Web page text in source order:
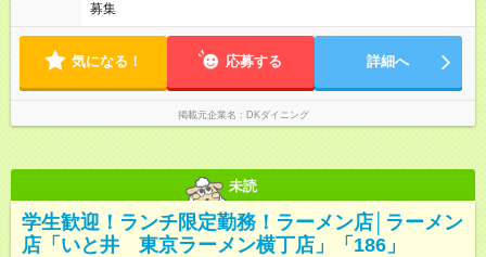
募集
気になる！ 応募する 詳細へ
掲載元企業名 DKダイニング
未読
学生歓迎！ランチ限定勤務！ラーメン店│ラーメン
店「いと井 東京ラーメン横丁店」「186」